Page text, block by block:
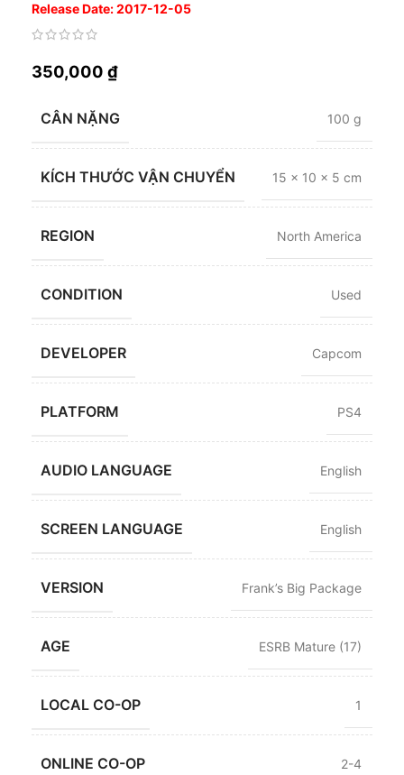
Release Date: 2017-12-05
350,000 ₫
CÂN NẶNG 100 g
KÍCH THƯỚC VẬN CHUYỂN 15 × 10 × 5 cm
REGION North America
CONDITION Used
DEVELOPER Capcom
PLATFORM PS4
AUDIO LANGUAGE English
SCREEN LANGUAGE English
VERSION Frank’s Big Package
AGE ESRB Mature (17)
LOCAL CO-OP 1
ONLINE CO-OP 2-4